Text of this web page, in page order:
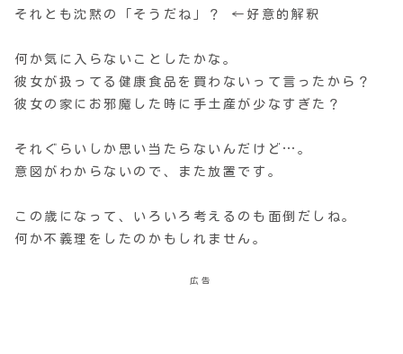
それとも沈黙の「そうだね」？ ←好意的解釈
何か気に入らないことしたかな。
彼女が扱ってる健康食品を買わないって言ったから？
彼女の家にお邪魔した時に手土産が少なすぎた？
それぐらいしか思い当たらないんだけど…。
意図がわからないので、また放置です。
この歳になって、いろいろ考えるのも面倒だしね。
何か不義理をしたのかもしれません。
広告